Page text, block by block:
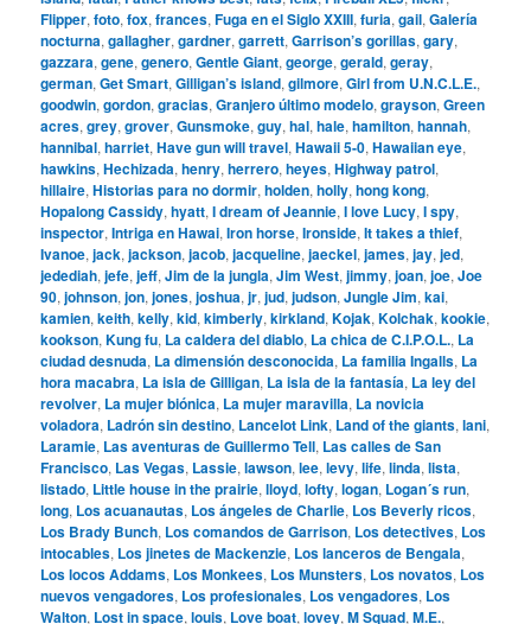
Flipper,foto,fox,frances,Fuga en el Siglo XXIII,furia,gail,Galería
nocturna,gallagher,gardner,garrett,Garrison’s gorillas,gary,
gazzara,gene,genero,Gentle Giant,george,gerald,geray,
german,Get Smart,Gilligan’s island,gilmore,Girl from U.N.C.L.E.,
goodwin,gordon,gracias,Granjero último modelo,grayson,Green
acres,grey,grover,Gunsmoke,guy,hal,hale,hamilton,hannah,
hannibal,harriet,Have gun will travel,Hawaii 5-0,Hawaiian eye,
hawkins,Hechizada,henry,herrero,heyes,Highway patrol,
hillaire,Historias para no dormir,holden,holly,hong kong,
Hopalong Cassidy,hyatt,I dream of Jeannie,I love Lucy,I spy,
inspector,Intriga en Hawai,Iron horse,Ironside,It takes a thief,
Ivanoe,jack,jackson,jacob,jacqueline,jaeckel,james,jay,jed,
jedediah,jefe,jeff,Jim de la jungla,Jim West,jimmy,joan,joe,Joe
90,johnson,jon,jones,joshua,jr,jud,judson,Jungle Jim,kai,
kamien,keith,kelly,kid,kimberly,kirkland,Kojak,Kolchak,kookie,
kookson,Kung fu, La caldera del diablo, La chica de C.I.P.O.L., La
ciudad desnuda, La dimensión desconocida, La familia Ingalls, La
hora macabra, La isla de Gilligan, La isla de la fantasía, La ley del
revolver, La mujer biónica, La mujer maravilla, La novicia
voladora, Ladrón sin destino, Lancelot Link, Land of the giants,lani,
Laramie, Las aventuras de Guillermo Tell, Las calles de San
Francisco, Las Vegas, Lassie,lawson,lee,levy,life,linda,lista,
listado, Little house in the prairie,lloyd,lofty,logan, Logan´s run,
long, Los acuanautas, Los ángeles de Charlie, Los Beverly ricos,
Los Brady Bunch, Los comandos de Garrison, Los detectives, Los
intocables, Los jinetes de Mackenzie, Los lanceros de Bengala,
Los locos Addams, Los Monkees, Los Munsters, Los novatos, Los
nuevos vengadores, Los profesionales, Los vengadores, Los
Walton, Lost in space,louis, Love boat,lovey,M Squad,M.E.,